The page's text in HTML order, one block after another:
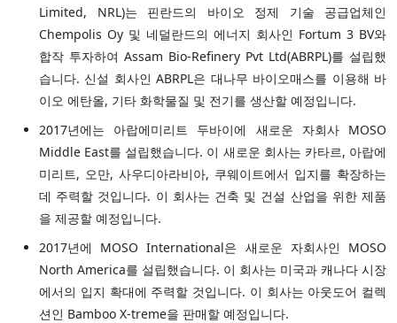
Limited, NRL)는 핀란드의 바이오 정제 기술 공급업체인
Chempolis Oy 및 네덜란드의 에너지 회사인 Fortum 3 BV와
합작 투자하여 Assam Bio-Refinery Pvt Ltd(ABRPL)를 설립했
습니다. 신설 회사인 ABRPL은 대나무 바이오매스를 이용해 바
이오 에탄올, 기타 화학물질 및 전기를 생산할 예정입니다.
2017년에는 아랍에미리트 두바이에 새로운 자회사 MOSO
Middle East를 설립했습니다. 이 새로운 회사는 카타르, 아랍에
미리트, 오만, 사우디아라비아, 쿠웨이트에서 입지를 확장하는
데 주력할 것입니다. 이 회사는 건축 및 건설 산업을 위한 제품
을 제공할 예정입니다.
2017년에 MOSO International은 새로운 자회사인 MOSO
North America를 설립했습니다. 이 회사는 미국과 캐나다 시장
에서의 입지 확대에 주력할 것입니다. 이 회사는 아웃도어 컬렉
션인 Bamboo X-treme을 판매할 예정입니다.